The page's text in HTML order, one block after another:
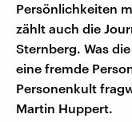
Persönlichkeiten
zählt auch die
Sternberg. Was
eine fremde
Personenkult
Martin Huppert.